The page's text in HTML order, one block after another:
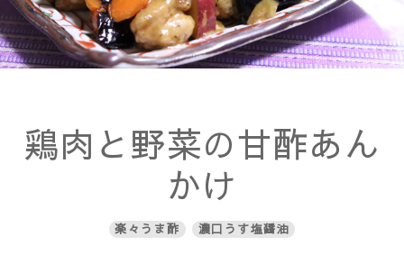
鶏肉と野菜の甘酢あん
かけ
楽々うま酢 濃口うす塩醤油